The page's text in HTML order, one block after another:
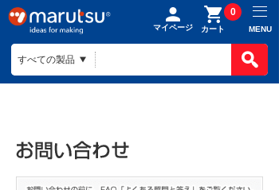
マイページ カート
0
MENU